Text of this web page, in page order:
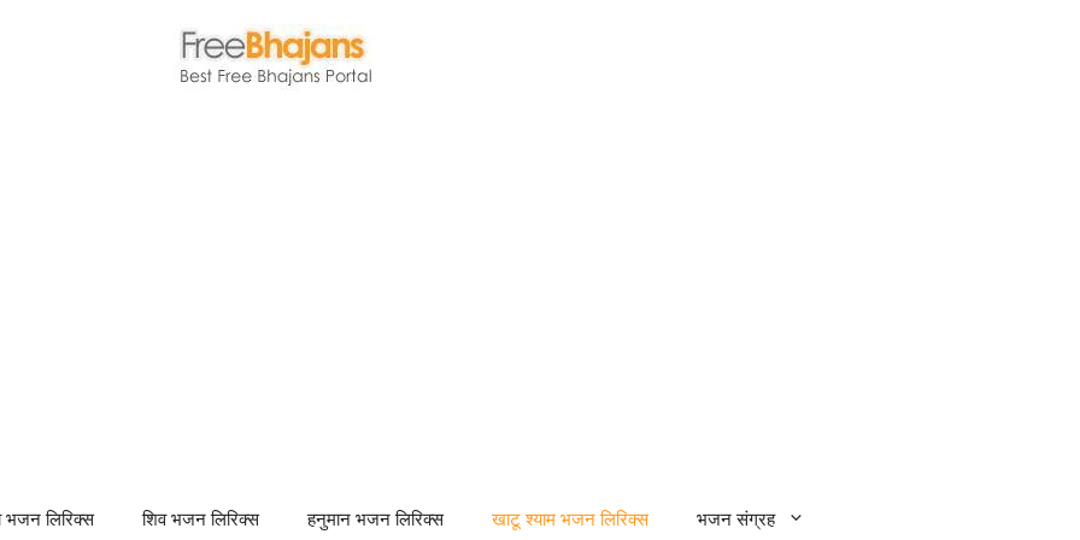
भजन लिरिक्स शिव भजन लिरिक्स हनुमान भजन लिरिक्स खाटू श्याम भजन लिरिक्स भजन संग्रह